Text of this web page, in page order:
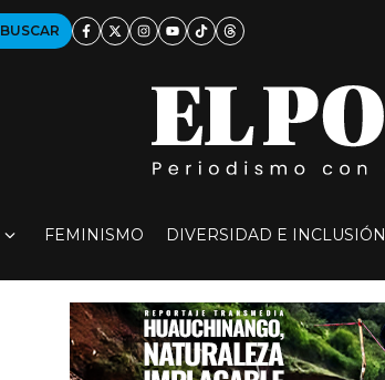
BUSCAR
FEMINISMO DIVERSIDAD E INCLUSIÓN